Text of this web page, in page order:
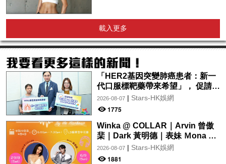
載入更多
「HER2基因突變肺癌患者：新一
代口服標靶藥帶來希望」， 促請政
府加快納入藥物名冊，助患者及早
受惠
2026-08-07| Stars-HK娛網
1775
Winka @ COLLAR｜Arvin 曾傲
棐｜Dark 黃明德｜表妹 Ｍona 8
月29日起登陸L5維港空中花園 |
wwwtc mall 首度呈獻「Music
2026-08-07| Stars-HK娛網
1881